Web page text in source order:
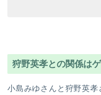
狩野英孝との関係は
小島みゆさんと狩野英